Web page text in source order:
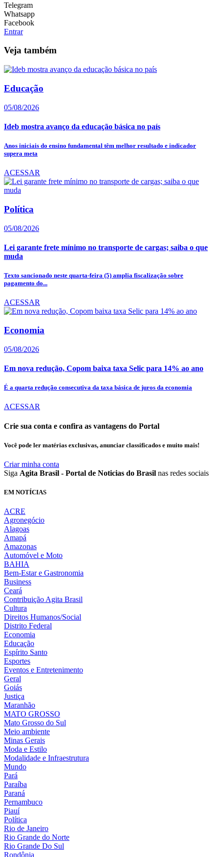
Telegram
Whatsapp
Facebook
Entrar
Veja também
Educação
05/08/2026
Ideb mostra avanço da educação básica no país
Anos iniciais do ensino fundamental têm melhor resultado e indicador
supera meta
ACESSAR
Política
05/08/2026
Lei garante frete mínimo no transporte de cargas; saiba o que
muda
Texto sancionado neste quarta-feira (5) amplia fiscalização sobre
pagamento do...
ACESSAR
Economia
05/08/2026
Em nova redução, Copom baixa taxa Selic para 14% ao ano
É a quarta redução consecutiva da taxa básica de juros da economia
ACESSAR
Crie sua conta e confira as vantagens do Portal
Você pode ler matérias exclusivas, anunciar classificados e muito mais!
Criar minha conta
Siga Agita Brasil - Portal de Noticias do Brasil nas redes sociais
EM NOTÍCIAS
ACRE
Agronegócio
Alagoas
Amapá
Amazonas
Automóvel e Moto
BAHIA
Bem-Estar e Gastronomia
Business
Ceará
Contribuição Agita Brasil
Cultura
Direitos Humanos/Social
Distrito Federal
Economia
Educação
Espírito Santo
Esportes
Eventos e Entretenimento
Geral
Goiás
Justiça
Maranhão
MATO GROSSO
Mato Grosso do Sul
Meio ambiente
Minas Gerais
Moda e Estilo
Modalidade e Infraestrutura
Mundo
Pará
Paraíba
Paraná
Pernambuco
Piauí
Política
Rio de Janeiro
Rio Grande do Norte
Rio Grande Do Sul
Rondônia